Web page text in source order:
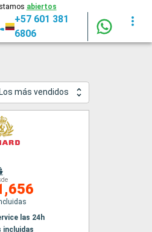
abiertos
+57 601 381
6806
más vendidos
las 24h
incluidas